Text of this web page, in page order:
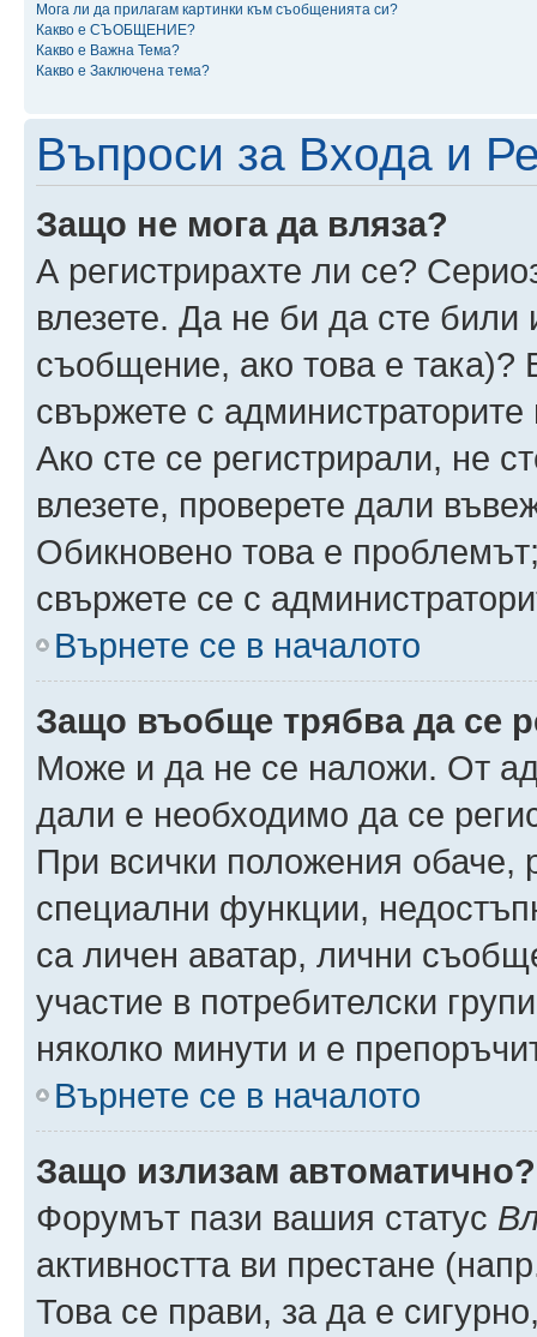
Мога ли да прилагам картинки към съобщенията си?
Какво е СЪОБЩЕНИЕ?
Какво е Важна Тема?
Какво е Заключена тема?
Въпроси за Входа и
Защо не мога да вляза?
А регистрирахте ли се?
влезете. Да не би да сте
съобщение, ако това е така)?
свържете с
Ако сте се регистрирали, не
влезете, проверете дали
Обикновено това е
свържете се с
Върнете се в началото
Защо въобще трябва да се
Може и да не се наложи. От
дали е необходимо да се
При всички положения обаче,
специални функции,
са личен аватар, лични
участие в потребителски
няколко минути и е
Върнете се в началото
Защо излизам автоматично?
Форумът пази вашия статус
активността ви престане
Това се прави, за да е